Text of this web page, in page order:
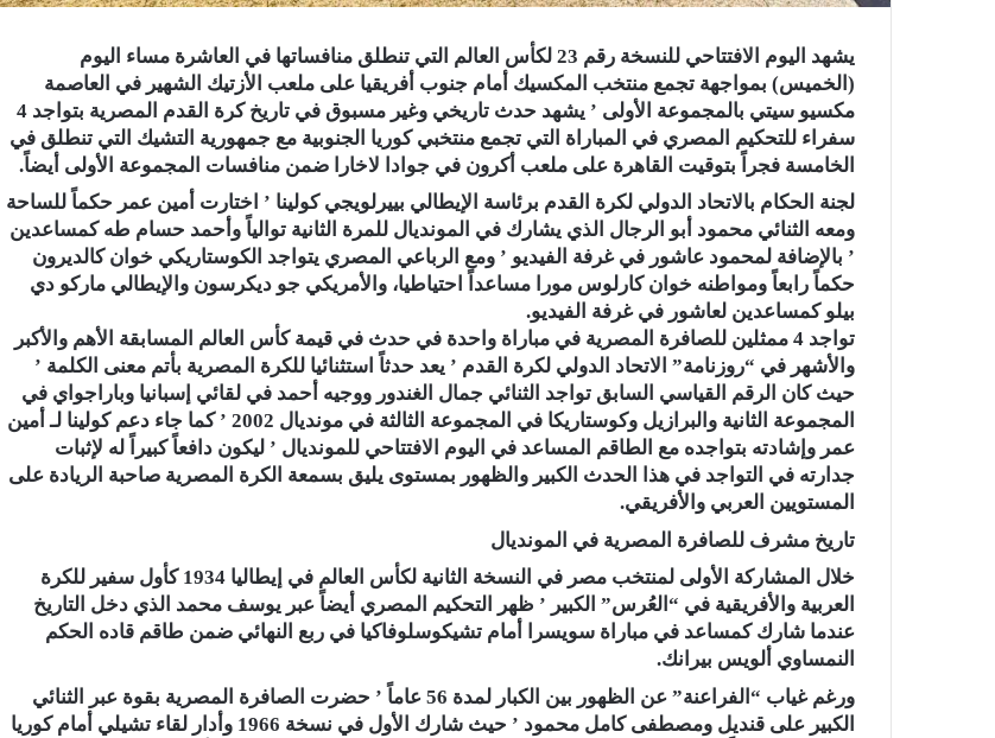
يشهد اليوم الافتتاحي للنسخة رقم 23 لكأس العالم التي تنطلق منافساتها في العاشرة مساء اليوم
(الخميس) بمواجهة تجمع منتخب المكسيك أمام جنوب أفريقيا على ملعب الأزتيك الشهير في العاصمة
مكسيو سيتي بالمجموعة الأولى ’ يشهد حدث تاريخي وغير مسبوق في تاريخ كرة القدم المصرية بتواجد 4
سفراء للتحكيم المصري في المباراة التي تجمع منتخبي كوريا الجنوبية مع جمهورية التشيك التي تنطلق في
الخامسة فجراً بتوقيت القاهرة على ملعب أكرون في جوادا لاخارا ضمن منافسات المجموعة الأولى أيضاً.
لجنة الحكام بالاتحاد الدولي لكرة القدم برئاسة الإيطالي بييرلويجي كولينا ’ اختارت أمين عمر حكماً للساحة
ومعه الثنائي محمود أبو الرجال الذي يشارك في المونديال للمرة الثانية توالياً وأحمد حسام طه كمساعدين
’ بالإضافة لمحمود عاشور في غرفة الفيديو ’ ومع الرباعي المصري يتواجد الكوستاريكي خوان كالديرون
حكماً رابعاً ومواطنه خوان كارلوس مورا مساعداً احتياطيا، والأمريكي جو ديكرسون والإيطالي ماركو دي
بيلو كمساعدين لعاشور في غرفة الفيديو.
تواجد 4 ممثلين للصافرة المصرية في مباراة واحدة في حدث في قيمة كأس العالم المسابقة الأهم والأكبر
والأشهر في “روزنامة” الاتحاد الدولي لكرة القدم ’ يعد حدثاً استثنائيا للكرة المصرية بأتم معنى الكلمة ’
حيث كان الرقم القياسي السابق تواجد الثنائي جمال الغندور ووجيه أحمد في لقائي إسبانيا وباراجواي في
المجموعة الثانية والبرازيل وكوستاريكا في المجموعة الثالثة في مونديال 2002 ’ كما جاء دعم كولينا لـ أمين
عمر وإشادته بتواجده مع الطاقم المساعد في اليوم الافتتاحي للمونديال ’ ليكون دافعاً كبيراً له لإثبات
جدارته في التواجد في هذا الحدث الكبير والظهور بمستوى يليق بسمعة الكرة المصرية صاحبة الريادة على
المستويين العربي والأفريقي.
تاريخ مشرف للصافرة المصرية في المونديال
خلال المشاركة الأولى لمنتخب مصر في النسخة الثانية لكأس العالم في إيطاليا 1934 كأول سفير للكرة
العربية والأفريقية في “العُرس” الكبير ’ ظهر التحكيم المصري أيضاً عبر يوسف محمد الذي دخل التاريخ
عندما شارك كمساعد في مباراة سويسرا أمام تشيكوسلوفاكيا في ربع النهائي ضمن طاقم قاده الحكم
النمساوي ألويس بيرانك.
ورغم غياب “الفراعنة” عن الظهور بين الكبار لمدة 56 عاماً ’ حضرت الصافرة المصرية بقوة عبر الثنائي
الكبير على قنديل ومصطفى كامل محمود ’ حيث شارك الأول في نسخة 1966 وأدار لقاء تشيلي أمام كوريا